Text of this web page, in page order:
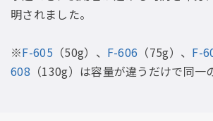
明されました。
※F-605 （50g）、 F-606 （75g）、 F-
608 （130g）は容量が違うだけで同一